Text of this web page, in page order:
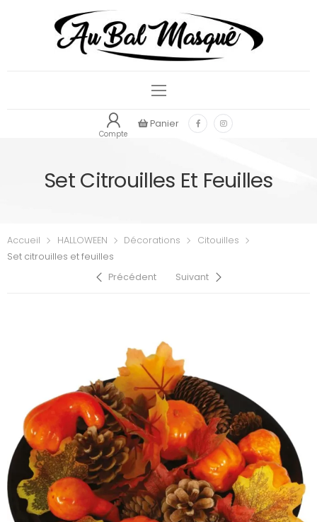
Compte
Panier
Set Citrouilles Et Feuilles
Accueil HALLOWEEN Décorations
Citouilles
Set citrouilles et feuilles
Précédent
Suivant